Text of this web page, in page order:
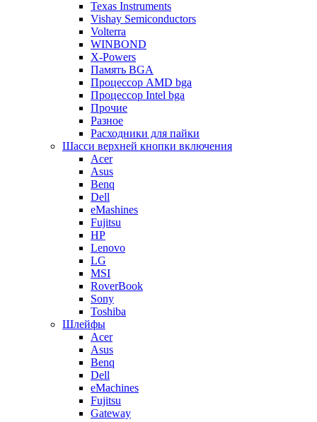
Texas Instruments
Vishay Semiconductors
Volterra
WINBOND
X-Powers
Память BGA
Процессор AMD bga
Процессор Intel bga
Прочие
Разное
Расходники для пайки
Шасси верхней кнопки включения
Acer
Asus
Benq
Dell
eMashines
Fujitsu
HP
Lenovo
LG
MSI
RoverBook
Sony
Toshiba
Шлейфы
Acer
Asus
Benq
Dell
eMachines
Fujitsu
Gateway